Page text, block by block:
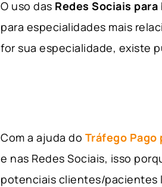
O uso das Redes Sociais para
para especialidades mais
for sua especialidade, existe
Com a ajuda do Tráfego Pago
e nas Redes Sociais, isso
potenciais clientes/pacientes